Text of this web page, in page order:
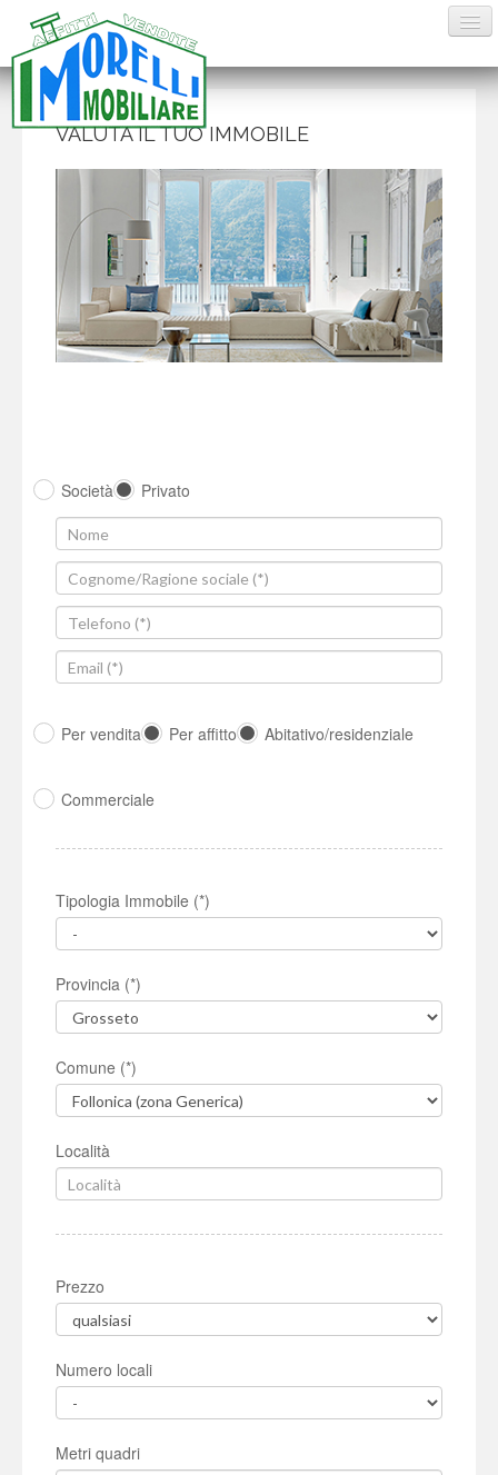
VENDITE
AFFITTI ESTIVI
AFFITTI
CONTATTI
VALUTA IL TUO IMMOBILE
Società Privato
Per vendita Per affitto Abitativo/residenziale
Commerciale
Tipologia Immobile (*)
Provincia (*)
Comune (*)
Località
Prezzo
Numero locali
Metri quadri